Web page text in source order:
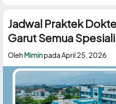
Jadwal Praktek
Garut Semua
OlehMiminpadaApril 25, 2026